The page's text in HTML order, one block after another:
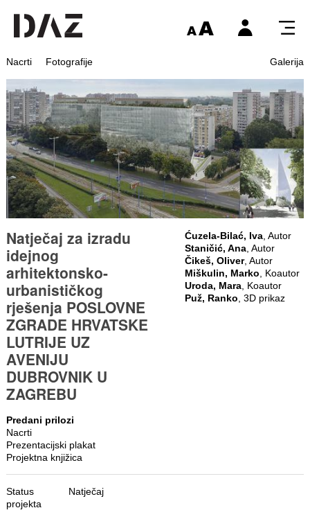
Nacrti Fotografije Galerija
Natječaj za izradu
idejnog
arhitektonsko-
urbanističkog
rješenja POSLOVNE
ZGRADE HRVATSKE
LUTRIJE UZ
AVENIJU
DUBROVNIK U
ZAGREBU
Ćuzela-Bilać, Iva , Autor
Staničić, Ana , Autor
Čikeš, Oliver, Autor
Miškulin, Marko , Koautor
Uroda, Mara , Koautor
Puž, Ranko , 3D prikaz
Predani prilozi
Nacrti
Prezentacijski plakat
Projektna knjižica
Status
projekta
Natječaj